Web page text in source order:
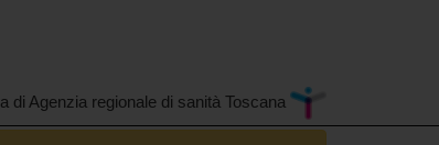
di Agenzia regionale di sanità Toscana